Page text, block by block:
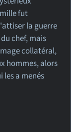
fut
la guerre
chef, mais
collatéral,
hommes, alors
a menés